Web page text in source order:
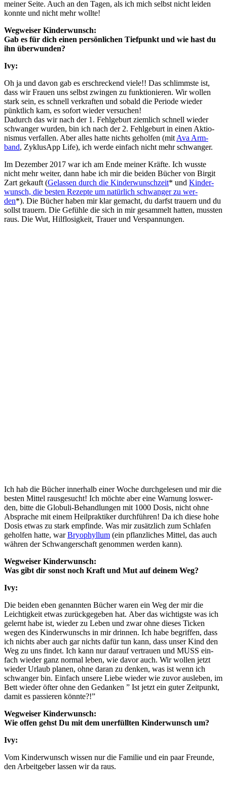
mei­ner Sei­te. Auch an den Tagen, als ich mich selbst nicht lei­den
konn­te und nicht mehr woll­te!
Weg­wei­ser Kin­der­wunsch:
Gab es für dich einen per­sön­li­chen Tief­punkt und wie hast du
ihn über­wun­den?
Ivy:
Oh ja und davon gab es erschre­ckend vie­le!! Das schlimms­te ist,
dass wir Frau­en uns selbst zwin­gen zu funk­tio­nie­ren. Wir wol­len
stark sein, es schnell ver­kraf­ten und sobald die Peri­ode wie­der
pünkt­lich kam, es sofort wie­der ver­su­chen!
Dadurch das wir nach der 1. Fehl­ge­burt ziem­lich schnell wie­der
schwan­ger wur­den, bin ich nach der 2. Fehl­ge­burt in einen Aktio­
nis­mus ver­fal­len. Aber alles hat­te nichts gehol­fen (mit Ava Arm­
band, Zyklus­App Life), ich wer­de ein­fach nicht mehr schwan­ger.
Im Dezem­ber 2017 war ich am Ende mei­ner Kräf­te. Ich wuss­te
nicht mehr wei­ter, dann habe ich mir die bei­den Bücher von Bir­git
Zart gekauft (Gelas­sen durch die Kin­der­wunsch­zeit* und Kin­der­
wunsch, die bes­ten Rezep­te um natür­lich schwan­ger zu wer­
den*). Die Bücher haben mir klar gemacht, du darfst trau­ern und du
sollst trau­ern. Die Gefüh­le die sich in mir gesam­melt hat­ten, muss­ten
raus. Die Wut, Hilf­lo­sig­keit, Trau­er und Ver­span­nun­gen.
Ich hab die Bücher inner­halb einer Woche durch­ge­le­sen und mir die
bes­ten Mit­tel raus­ge­sucht! Ich möch­te aber eine War­nung los­wer­
den, bit­te die Glo­bu­li-Behand­lun­gen mit 1000 Dosis, nicht ohne
Abspra­che mit einem Heil­prak­ti­ker durch­füh­ren! Da ich die­se hohe
Dosis etwas zu stark emp­fin­de. Was mir zusätz­lich zum Schla­fen
gehol­fen hat­te, warBryo­phyl­lum (ein pflanz­li­ches Mit­tel, das auch
wäh­ren der Schwan­ger­schaft genom­men wer­den kann).
Weg­wei­ser Kin­der­wunsch:
Was gibt dir sonst noch Kraft und Mut auf dei­nem Weg?
Ivy:
Die bei­den eben genann­ten Bücher waren ein Weg der mir die
Leich­tig­keit etwas zurück­ge­ge­ben hat. Aber das wich­tigs­te was ich
gelernt habe ist, wie­der zu Leben und zwar ohne die­ses Ticken
wegen des Kin­der­wunschs in mir drin­nen. Ich habe begrif­fen, dass
ich nichts aber auch gar nichts dafür tun kann, dass unser Kind den
Weg zu uns fin­det. Ich kann nur dar­auf ver­trau­en und MUSS ein­
fach wie­der ganz nor­mal leben, wie davor auch. Wir wol­len jetzt
wie­der Urlaub pla­nen, ohne dar­an zu den­ken, was ist wenn ich
schwan­ger bin. Ein­fach unse­re Lie­be wie­der wie zuvor aus­le­ben, im
Bett wie­der öfter ohne den Gedan­ken ” Ist jetzt ein guter Zeit­punkt,
damit es pas­sie­ren könn­te?!”
Weg­wei­ser Kin­der­wunsch:
Wie offen gehst Du mit dem uner­füll­ten Kin­der­wunsch um?
Ivy:
Vom Kin­der­wunsch wis­sen nur die Fami­lie und ein paar Freun­de,
den Arbeit­ge­ber las­sen wir da raus.